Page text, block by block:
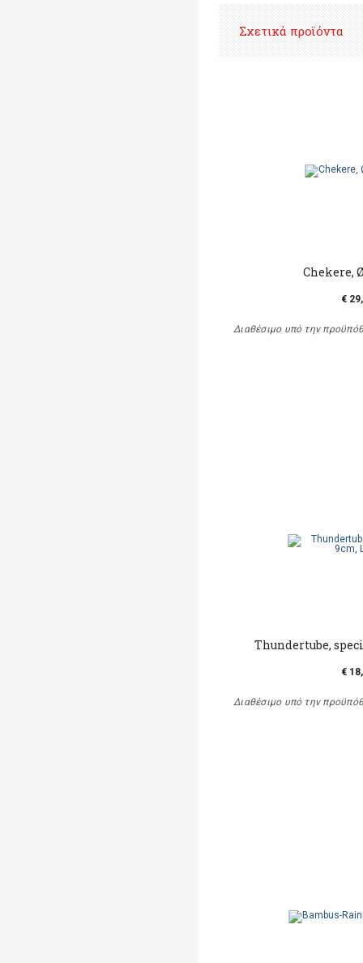
Σχετικά προϊόντα
Chekere,
€
Διαθέσιμο υπό την
Thundertube,
€
Διαθέσιμο υπό την